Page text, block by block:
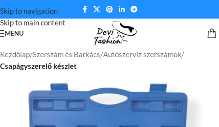
Skip to navigation
Skip to main content
MENU
Kezdőlap Szerszám és Barkács Autószerviz szerszámok
Csapágyszerelő készlet